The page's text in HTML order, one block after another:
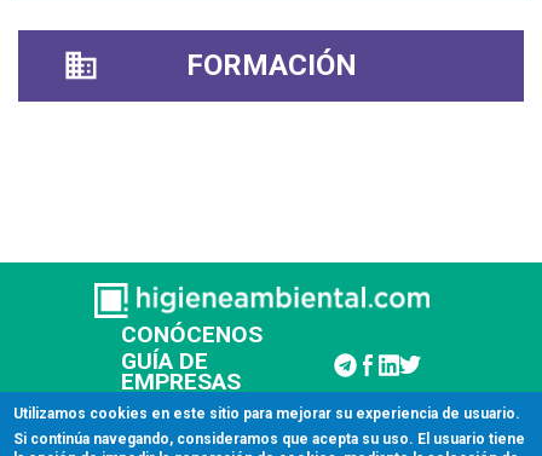
FORMACIÓN
CONÓCENOS
GUÍA DE
EMPRESAS
CONTACTAR
Utilizamos cookies en este sitio para mejorar su experiencia de usuario.
Si continúa navegando, consideramos que acepta su uso. El usuario tiene